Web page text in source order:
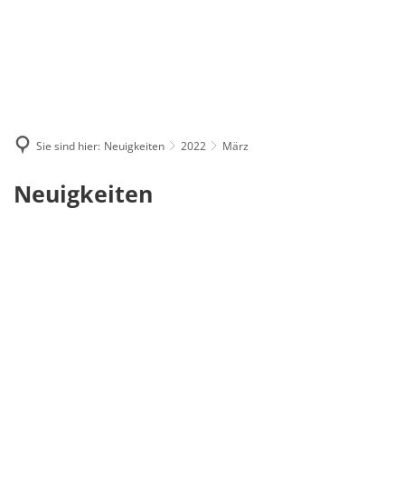
Sie sind hier: Neuigkeiten 2022 März
März
Neuigkeiten